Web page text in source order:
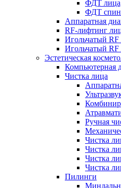
ФДТ
ФДТ
Аппаратная
RF-лифтинг
Игольчатый
Игольчатый
Эстетическая
Компьютерная
Чистка лица
Ручная
Чистка
Чистка
Чистка
Чистка
Пилинги